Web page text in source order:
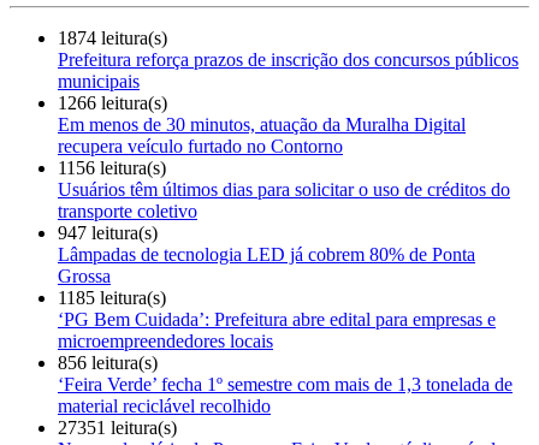
1874 leitura(s)
Prefeitura reforça prazos de inscrição dos concursos públicos
municipais
1266 leitura(s)
Em menos de 30 minutos, atuação da Muralha Digital
recupera veículo furtado no Contorno
1156 leitura(s)
Usuários têm últimos dias para solicitar o uso de créditos do
transporte coletivo
947 leitura(s)
Lâmpadas de tecnologia LED já cobrem 80% de Ponta
Grossa
1185 leitura(s)
‘PG Bem Cuidada’: Prefeitura abre edital para empresas e
microempreendedores locais
856 leitura(s)
‘Feira Verde’ fecha 1º semestre com mais de 1,3 tonelada de
material reciclável recolhido
27351 leitura(s)